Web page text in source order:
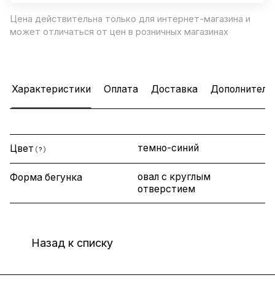
Цена действительна только для интернет-магазина и
может отличаться от цен в розничных магазинах
Характеристики Оплата Доставка
Цвет ? темно-синий
Форма бегунка
овал с круглым
отверстием
Назад к списку